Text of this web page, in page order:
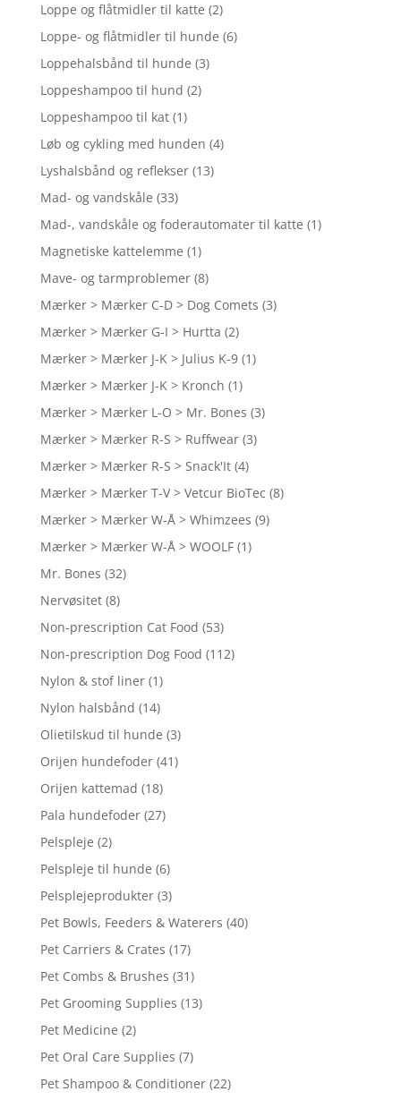
Loppe og flåtmidler til katte (2)
Loppe- og flåtmidler til hunde (6)
Loppehalsbånd til hunde (3)
Loppeshampoo til hund (2)
Loppeshampoo til kat (1)
Løb og cykling med hunden (4)
Lyshalsbånd og reflekser (13)
Mad- og vandskåle (33)
Mad-, vandskåle og foderautomater til katte (1)
Magnetiske kattelemme (1)
Mave- og tarmproblemer (8)
Mærker > Mærker C-D > Dog Comets (3)
Mærker > Mærker G-I > Hurtta (2)
Mærker > Mærker J-K > Julius K-9 (1)
Mærker > Mærker J-K > Kronch (1)
Mærker > Mærker L-O > Mr. Bones (3)
Mærker > Mærker R-S > Ruffwear (3)
Mærker > Mærker R-S > Snack'It (4)
Mærker > Mærker T-V > Vetcur BioTec (8)
Mærker > Mærker W-Å > Whimzees (9)
Mærker > Mærker W-Å > WOOLF (1)
Mr. Bones (32)
Nervøsitet (8)
Non-prescription Cat Food (53)
Non-prescription Dog Food (112)
Nylon & stof liner (1)
Nylon halsbånd (14)
Olietilskud til hunde (3)
Orijen hundefoder (41)
Orijen kattemad (18)
Pala hundefoder (27)
Pelspleje (2)
Pelspleje til hunde (6)
Pelsplejeprodukter (3)
Pet Bowls, Feeders & Waterers (40)
Pet Carriers & Crates (17)
Pet Combs & Brushes (31)
Pet Grooming Supplies (13)
Pet Medicine (2)
Pet Oral Care Supplies (7)
Pet Shampoo & Conditioner (22)